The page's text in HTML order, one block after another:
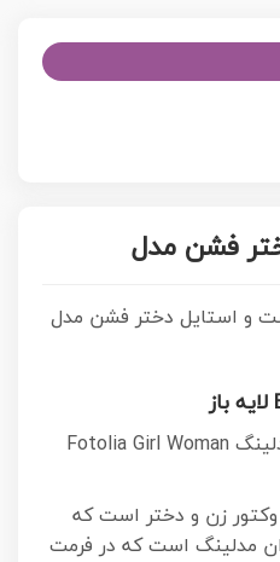
فشن مدل
و استایل دختر فشن مدل
طرح وکتور دختر و زن مدلینگ Fotolia Girl Woman
زن و دختر است که
مدلینگ است که در فرمت